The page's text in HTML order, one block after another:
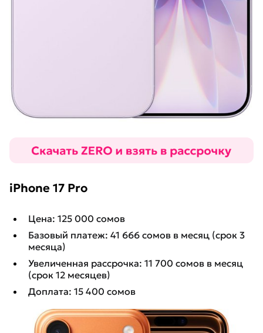
iPhone 17 Pro
Цена: 125 000 сомов
Базовый платеж: 41 666 сомов в месяц (срок 3
месяца)
Увеличенная рассрочка: 11 700 сомов в месяц
(срок 12 месяцев)
Доплата: 15 400 сомов